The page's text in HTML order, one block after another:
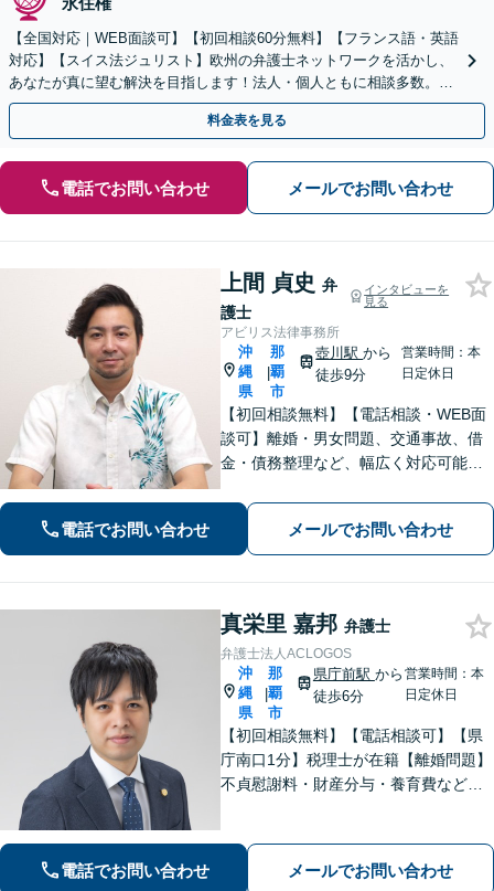
【全国対応｜WEB面談可】【初回相談60分無料】【フランス語・英語
対応】【スイス法ジュリスト】欧州の弁護士ネットワークを活かし、
あなたが真に望む解決を目指します！法人・個人ともに相談多数。細
やかな連絡と粘り強い交渉を徹底【休日・夜間相談可】
料金表を見る
電話でお問い合わせ メールでお問い合わせ
上間 貞史 弁
護士
インタビューを
見る
アビリス法律事務所
沖
縄
県
|
那
覇
市
壺川駅から
徒歩9分
営業時間：本
日定休日
【初回相談無料】【電話相談・WEB面
談可】離婚・男女問題、交通事故、借
金・債務整理など、幅広く対応可能で
談しやすい対応体制を整備していま
す。抱えているお悩みを解決いたしま
すので、お気軽にお問い合わせくださ
い。
電話でお問い合わせ メールでお問い合わせ
真栄里 嘉邦 弁護士
弁護士法人ACLOGOS
沖
縄
県
|
那
覇
市
県庁前駅 から
徒歩6分
営業時間：本
日定休日
【初回相談無料】【電話相談可】【県
庁南口1分】税理士が在籍【離婚問題】
不貞慰謝料・財産分与・養育費など。
額）・明け渡し請求・立退料増額など
に対応。交渉から訴訟までお任せくだ
電話でお問い合わせ メールでお問い合わせ